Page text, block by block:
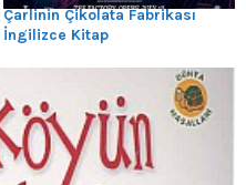
Çarlinin Çikolata Fabrikası
İngilizce Kitap